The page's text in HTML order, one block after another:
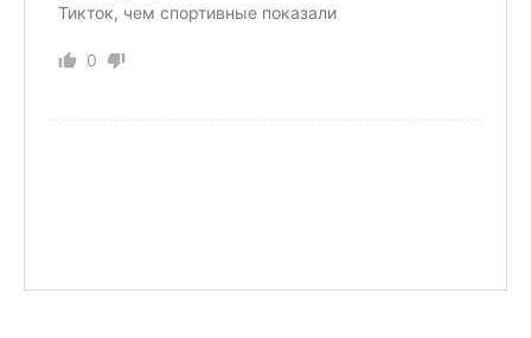
Тикток, чем спортивные показали
0